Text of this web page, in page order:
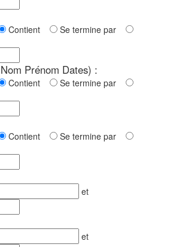
Contient
Se termine par
Prénom Dates) :
Contient
Se termine par
Contient
Se termine par
et
et